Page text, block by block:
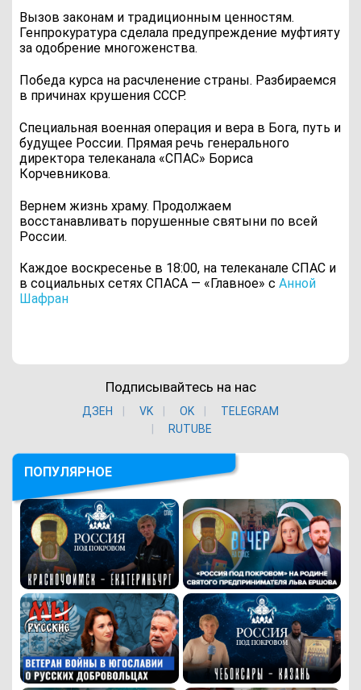
Вызов законам и традиционным ценностям.
Генпрокуратура сделала предупреждение муфтияту
за одобрение многоженства.
Победа курса на расчленение страны. Разбираемся
в причинах крушения СССР.
Специальная военная операция и вера в Бога, путь и
будущее России. Прямая речь генерального
директора телеканала «СПАС» Бориса
Корчевникова.
Вернем жизнь храму. Продолжаем
восстанавливать порушенные святыни по всей
России.
Каждое воскресенье в 18:00, на телеканале СПАС и
в социальных сетях СПАСА — «Главное» сАнной
Шафран
Подписывайтесь на нас
ДЗЕН VK ОK
TELEGRAM
RUTUBE
ПОПУЛЯРНОЕ